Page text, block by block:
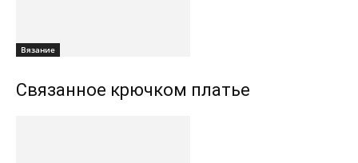
Вязание
Связанное крючком платье